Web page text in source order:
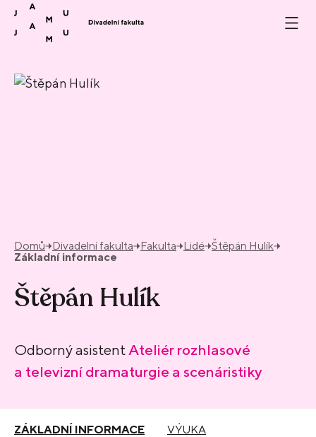
Přeskočit na obsah
Domů Divadelní fakulta Fakulta Lidé Štěpán Hulík
Základní informace
Štěpán Hulík
Odborný asistent Ateliér rozhlasové
a televizní dramaturgie a scenáristiky
ZÁKLADNÍ INFORMACE VÝUKA